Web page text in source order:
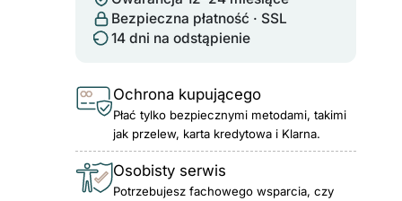
Bezpieczna płatność · SSL
14 dni na odstąpienie
Ochrona kupującego
Płać tylko bezpiecznymi metodami, takimi
jak przelew, karta kredytowa i Klarna.
Osobisty serwis
Potrzebujesz fachowego wsparcia, czy